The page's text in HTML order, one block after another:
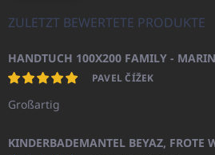
ZULETZT BEWERTETE PRODUKTE
HANDTUCH 100X200 FAMILY -
PAVEL ČÍŽEK
Großartig